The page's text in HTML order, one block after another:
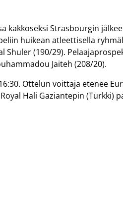
Strasbourgin
huikean atleettisella
Shuler (190/29).
Jaiteh (208/20).
Ottelun voittaja etenee
Hali Gaziantepin (Turkki)